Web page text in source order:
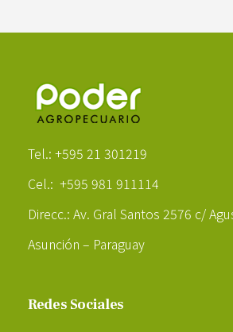
Tel.: +595 21 301219
Cel.: +595 981 911114
Direcc.: Av. Gral Santos 2576 c/
Asunción – Paraguay
Redes Sociales